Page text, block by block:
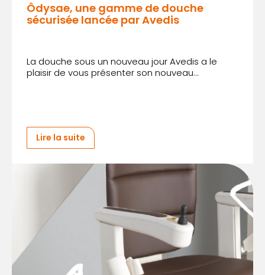
Ôdysae, une gamme de douche
sécurisée lancée par Avedis
La douche sous un nouveau jour Avedis a le
plaisir de vous présenter son nouveau...
Lire la suite